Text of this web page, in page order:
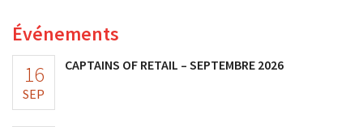
Événements
16
SEP
CAPTAINS OF RETAIL – SEPTEMBRE 2026